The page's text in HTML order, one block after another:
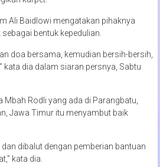
Ali Baidlowi mengatakan pihaknya
bentuk kepedulian.
doa bersama, kemudian bersih-bersih,
kata dia dalam siaran persnya, Sabtu
Mbah Rodli yang ada di Parangbatu,
Jawa Timur itu menyambut baik
dibalut dengan pemberian bantuan
kata dia.